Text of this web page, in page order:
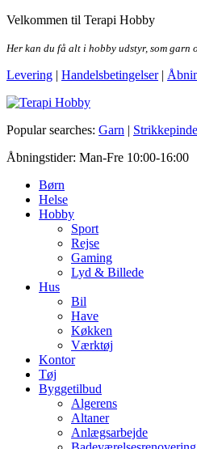
Skip
the
Velkommen til Terapi Hobby
Her kan du få alt i hobby udstyr, som garn
Levering | Handelsbetingelser|
Terapi Hobby
Popular searches: Garn | Strikkepinde
Åbningstider: Man-Fre 10:00-16:00
Børn
Helse
Hobby
Sport
Rejse
Gaming
Lyd & Billede
Hus
Bil
Have
Køkken
Værktøj
Kontor
Tøj
Byggetilbud
Algerens
Altaner
Anlægsarbejde